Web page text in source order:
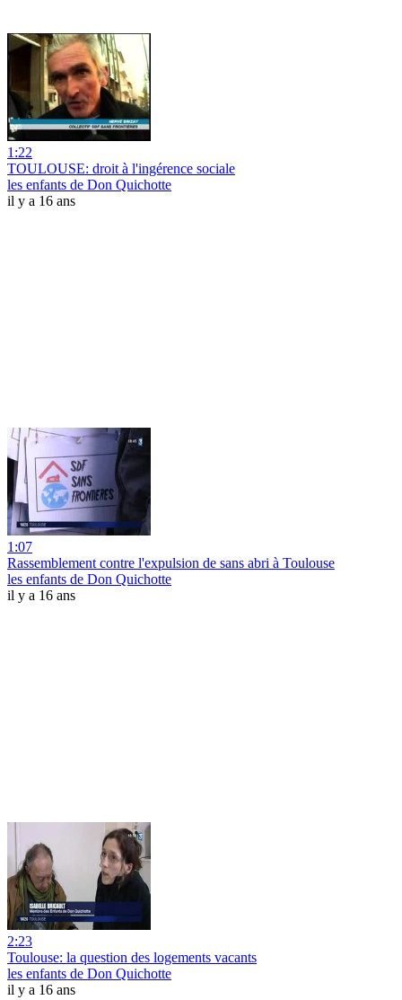
1:22
TOULOUSE: droit à l'ingérence sociale
les enfants de Don Quichotte
il y a 16 ans
1:07
Rassemblement contre l'expulsion de sans abri à Toulouse
les enfants de Don Quichotte
il y a 16 ans
2:23
Toulouse: la question des logements vacants
les enfants de Don Quichotte
il y a 16 ans